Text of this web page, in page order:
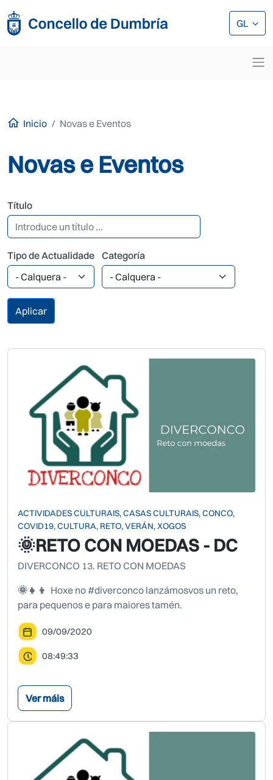
GL
Inicio Novas e Eventos
Novas e Eventos
Título
Tipo de Actualidade Categoría
ACTIVIDADES CULTURAIS, CASAS CULTURAIS, CONCO,
COVID19, CULTURA, RETO, VERÁN, XOGOS
🌞RETO CON MOEDAS - DC
DIVERCONCO 13. RETO CON MOEDAS
🌞👧👦 Hoxe no #diverconco lanzámosvos un reto,
para pequenos e para maiores tamén.
09/09/2020
08:49:33
Ver máis